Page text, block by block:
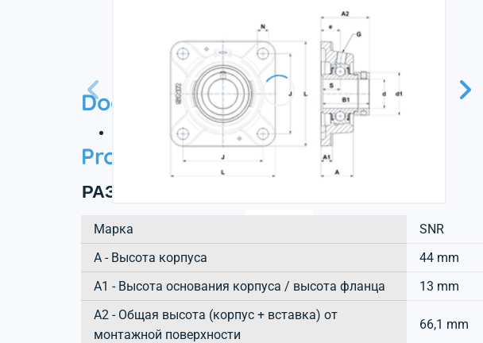
Documentation
Технический паспорт
Product information
РАЗМЕРЫ ИЗДЕЛИЯ
Марка
SNR
А - Высота корпуса
44 mm
A1 - Высота основания корпуса / высота фланца
13 mm
A2 - Общая высота (корпус + вставка) от
монтажной поверхности
66,1 mm